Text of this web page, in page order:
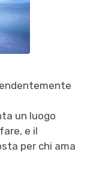
un luogo
e il
per chi ama